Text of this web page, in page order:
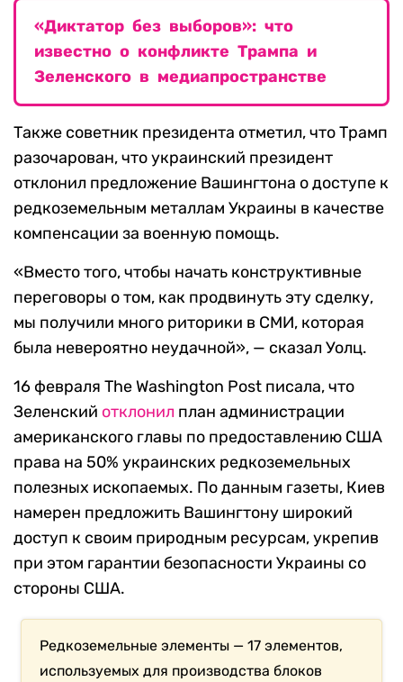
«Диктатор без выборов»: что
известно о конфликте Трампа и
Зеленского в медиапространстве
Также советник президента отметил, что Трамп
разочарован, что украинский президент
отклонил предложение Вашингтона о доступе к
редкоземельным металлам Украины в качестве
компенсации за военную помощь.
«Вместо того, чтобы начать конструктивные
переговоры о том, как продвинуть эту сделку,
мы получили много риторики в СМИ, которая
была невероятно неудачной», — сказал Уолц.
16 февраля The Washington Post писала, что
Зеленский отклонил план администрации
американского главы по предоставлению США
права на 50% украинских редкоземельных
полезных ископаемых. По данным газеты, Киев
намерен предложить Вашингтону широкий
доступ к своим природным ресурсам, укрепив
при этом гарантии безопасности Украины со
стороны США.
Редкоземельные элементы — 17 элементов,
используемых для производства блоков